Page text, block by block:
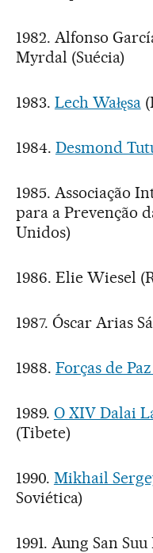
1982. Alfonso
Myrdal (Suécia)
1983. Lech Wałęsa
1984. Desmond
1985. Associação
para a Prevenção
Unidos)
1986. Elie Wiesel
1987. Óscar Arias
1988. Forças de
1989. O XIV Dalai
(Tibete)
1990. Mikhail
Soviética)
1991. Aung San